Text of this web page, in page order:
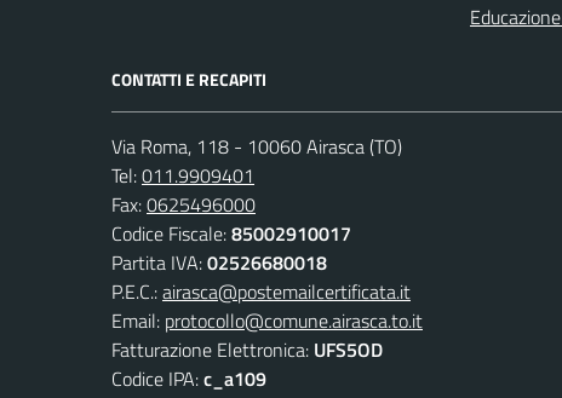
CONTATTI E RECAPITI
Via Roma, 118 - 10060 Airasca (TO)
Tel:011.9909401
Fax:0625496000
Codice Fiscale:85002910017
Partita IVA:02526680018
P.E.C.:airasca@postemailcertificata.it
Email: protocollo@comune.airasca.to.it
Fatturazione Elettronica: UFS5OD
Codice IPA:c_a109